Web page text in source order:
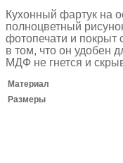
Кухонный фартук на
полноцветный
фотопечати и покрыт
в том, что он удобен
МДФ не гнется и
Материал
Размеры